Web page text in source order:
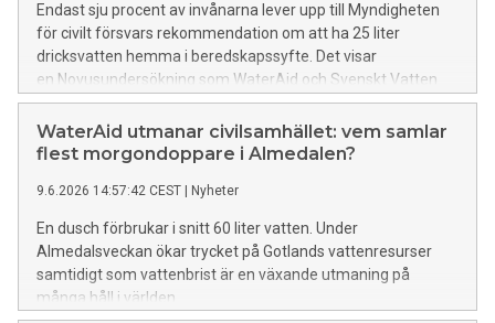
Endast sju procent av invånarna lever upp till Myndigheten
för civilt försvars rekommendation om att ha 25 liter
dricksvatten hemma i beredskapssyfte. Det visar
en Novusundersökning som WaterAid och Svenskt Vatten
låtit genomföra. Skillnaderna i vattenvanor är stora mellan
olika delar av landet.
WaterAid utmanar civilsamhället: vem samlar
flest morgondoppare i Almedalen?
9.6.2026 14:57:42 CEST Nyheter
En dusch förbrukar i snitt 60 liter vatten. Under
Almedalsveckan ökar trycket på Gotlands vattenresurser
samtidigt som vattenbrist är en växande utmaning på
många håll i världen.